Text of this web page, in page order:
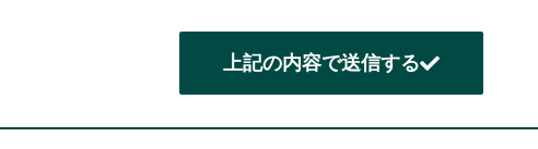
上記の内容で送信する